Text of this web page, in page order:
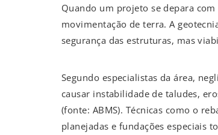
Quando um projeto se depara
movimentação de terra. A
segurança das estruturas, mas
Segundo especialistas da área,
causar instabilidade de taludes,
(fonte: ABMS). Técnicas como o
planejadas e fundações especiais